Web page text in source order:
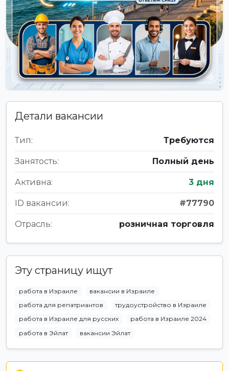
Детали вакансии
Тип: Требуются
Занятость: Полный день
Активна: 3 дня
ID вакансии: #77790
Отрасль: розничная торговля
Эту страницу ищут
работа в Израиле
вакансии в Израиле
работа для репатриантов
трудоустройство в Израиле
работа в Израиле для русских
работа в Израиле 2024
работа в Эйлат
вакансии Эйлат